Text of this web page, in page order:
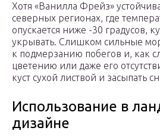
Хотя «Ванилла Фрейз»
северных регионах, где
опускается ниже -30 градусов,
укрывать. Слишком сильные
к подмерзанию побегов и, как
цветению или даже его
куст сухой листвой и засыпать
Использование в
дизайне